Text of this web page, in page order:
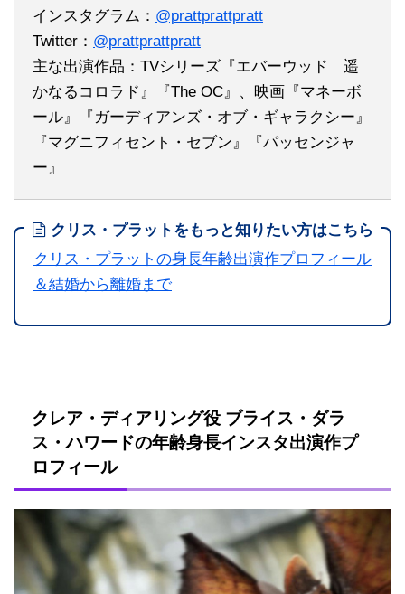
インスタグラム： @prattprattpratt
Twitter： @prattprattpratt
主な出演作品：TVシリーズ『エバーウッド 遥
かなるコロラド』『The OC』、映画『マネーボ
ール』『ガーディアンズ・オブ・ギャラクシー』
『マグニフィセント・セブン』『パッセンジャ
ー』
クリス・プラットをもっと知りたい方はこちら
クリス・プラットの身長年齢出演作プロフィール
＆結婚から離婚まで
クレア・ディアリング役 ブライス・ダラ
ス・ハワードの年齢身長インスタ出演作プ
ロフィール